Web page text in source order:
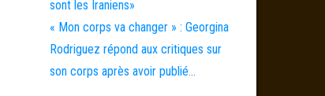
sont les Iraniens»
« Mon corps va changer » : Georgina
Rodriguez répond aux critiques sur
son corps après avoir publié…